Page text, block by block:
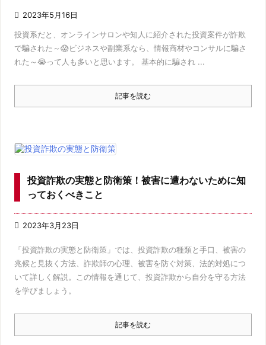
 2023年5月16日
投資系だと、オンラインサロンや知人に紹介された投資案件が詐欺
で騙された～😱ビジネスや副業系なら、情報商材やコンサルに騙さ
れた～😭って人も多いと思います。 基本的に騙され ...
記事を読む
投資詐欺の実態と防衛策！被害に遭わないために知
っておくべきこと
 2023年3月23日
「投資詐欺の実態と防衛策」では、投資詐欺の種類と手口、被害の
兆候と見抜く方法、詐欺師の心理、被害を防ぐ対策、法的対処につ
いて詳しく解説。この情報を通じて、投資詐欺から自分を守る方法
を学びましょう。
記事を読む